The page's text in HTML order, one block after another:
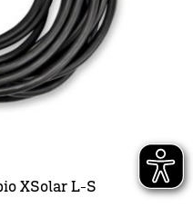
XSolar L-S